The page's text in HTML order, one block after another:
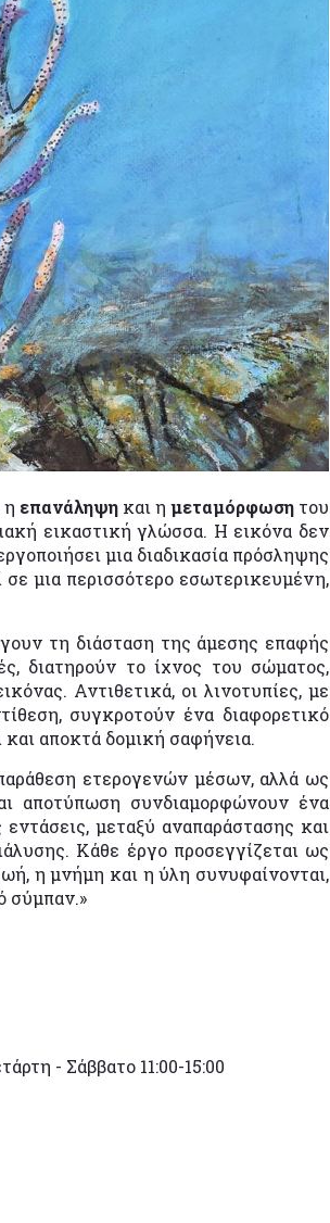
η επανάληψη και η μεταμόρφωση του
εικαστική γλώσσα. Η εικόνα δεν
μια διαδικασία πρόσληψης
μια περισσότερο εσωτερικευμένη,
τη διάσταση της άμεσης επαφής
διατηρούν το ίχνος του σώματος,
Αντιθετικά, οι λινοτυπίες, με
συγκροτούν ένα διαφορετικό
αποκτά δομική σαφήνεια.
ετερογενών μέσων, αλλά ως
αποτύπωση συνδιαμορφώνουν ένα
εντάσεις, μεταξύ αναπαράστασης και
Κάθε έργο προσεγγίζεται ως
η μνήμη και η ύλη συνυφαίνονται,
σύμπαν.»
- Σάββατο 11:00-15:00